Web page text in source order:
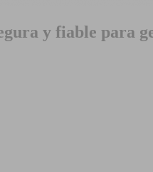
y fiable para